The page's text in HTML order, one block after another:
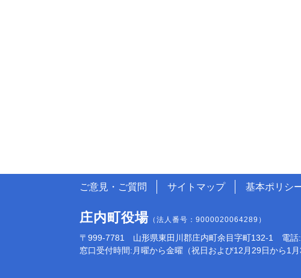
ご意見・ご質問 サイトマップ 基本ポリシ
庄内町役場 （法人番号：9000020064289）
〒999-7781 山形県東田川郡庄内町余目字町132-1 電
窓口受付時間:月曜から金曜（祝日および12月29日から1